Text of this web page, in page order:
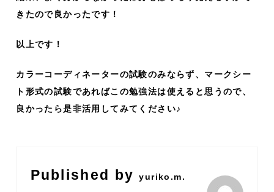
きたので良かったです！
以上です！
カラーコーディネーターの試験のみならず、マークシー
ト形式の試験であればこの勉強法は使えると思うので、
良かったら是非活用してみてください♪
Published byyuriko.m.